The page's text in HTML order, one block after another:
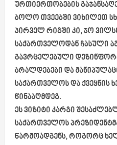
ურთიერთობების
ბოლო თვეებში ვიხილეთ
პირველ რიგში კი, ჯო
საქართველოდან ჩასული
გავრცელებული
ბრალდებები და
საქართველოს და ქვეყნის
წინააღმდეგ.
ეს ვიზიტი კარგი
საქართველოს
წარმოადგენს, როგორც